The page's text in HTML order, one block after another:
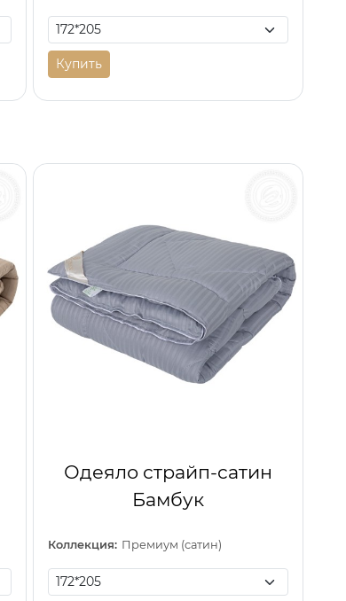
Купить
Одеяло страйп-сатин
Бамбук
Коллекция: Премиум (сатин)